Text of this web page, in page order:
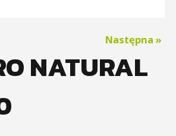
Następna »
NATURAL